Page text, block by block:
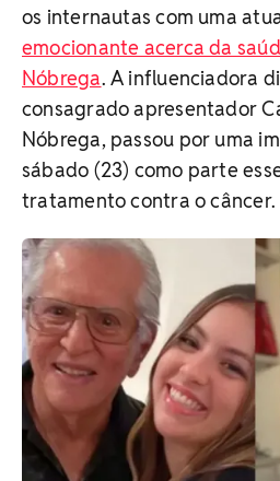
os internautas com uma
emocionante acerca da
Nóbrega. A influenciadora
consagrado apresentador
Nóbrega, passou por uma
sábado (23) como parte
tratamento contra o câncer.